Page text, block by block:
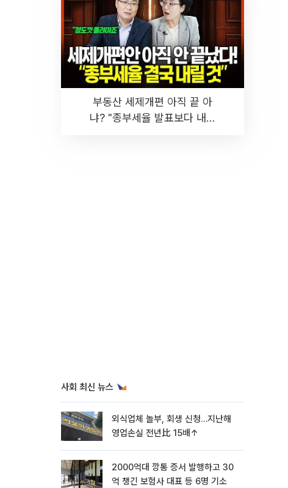
부동산 세제개편 아직 끝 아
냐? "종부세율 발표보다 내릴
사회 최신 뉴스
외식업체 놀부, 회생 신청…지난해
영업손실 전년比 15배↑
2000억대 깡통 증서 발행하고 30
억 챙긴 보험사 대표 등 6명 기소